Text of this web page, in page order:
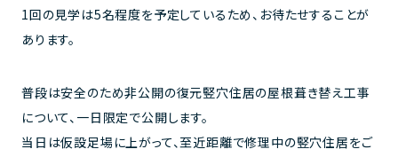
1回の見学は5名程度を予定しているため、お待たせすることが
あります。
普段は安全のため非公開の復元竪穴住居の屋根葺き替え工事
について、一日限定で公開します。
当日は仮設足場に上がって、至近距離で修理中の竪穴住居をご